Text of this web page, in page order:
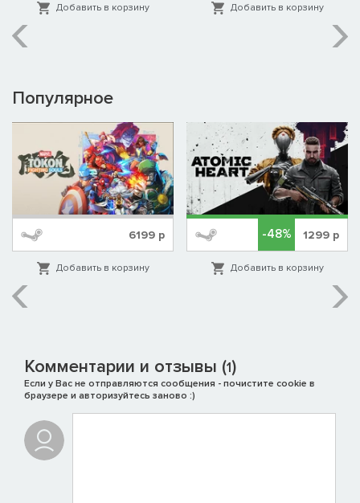
Добавить в корзину Добавить в корзину
Популярное
6199 р
Добавить в корзину
-48% 1299 р
Добавить в корзину
Комментарии и отзывы (1)
Если у Вас не отправляются сообщения - почистите cookie в
браузере и авторизуйтесь заново :)